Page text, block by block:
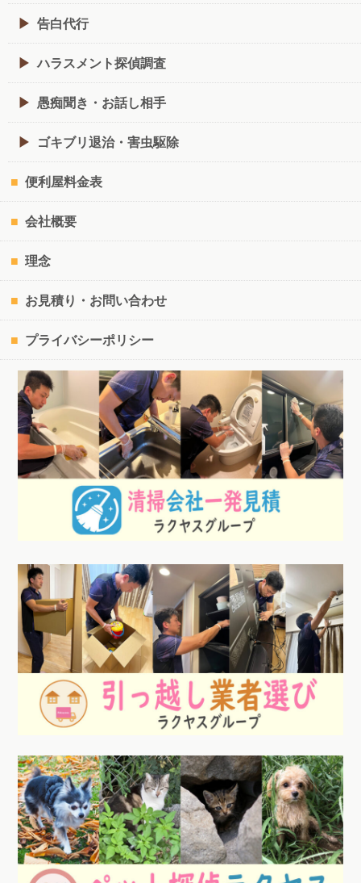
告白代行
ハラスメント探偵調査
愚痴聞き・お話し相手
ゴキブリ退治・害虫駆除
便利屋料金表
会社概要
理念
お見積り・お問い合わせ
プライバシーポリシー